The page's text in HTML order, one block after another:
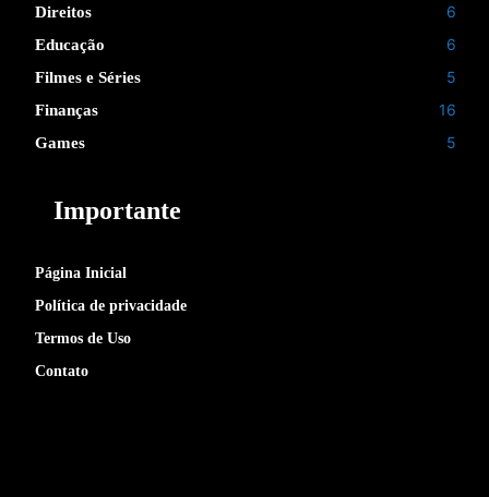
Direitos 6
Educação 6
Filmes e Séries 5
Finanças 16
Games 5
Importante
Página Inicial
Política de privacidade
Termos de Uso
Contato